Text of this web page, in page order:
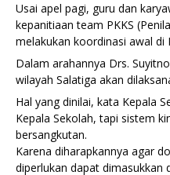
Usai apel pagi, guru dan
kepanitiaan team PKKS
melakukan koordinasi awal di
Dalam arahannya Drs.
wilayah Salatiga akan
Hal yang dinilai, kata Kepala
Kepala Sekolah, tapi sistem
bersangkutan.
Karena diharapkannya agar
diperlukan dapat